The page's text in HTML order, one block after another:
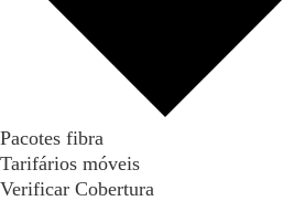
Pacotes fibra
Tarifários móveis
Verificar Cobertura